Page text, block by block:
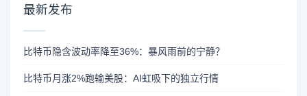
最新发布
比特币隐含波动率降至36%：暴风雨前的宁静？
比特币月涨2%跑输美股：AI虹吸下的独立行情